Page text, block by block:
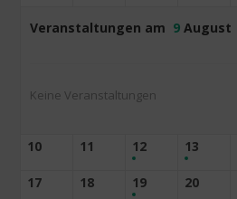
Veranstaltungen am 9 August
Keine Veranstaltungen
10 11 12 13
17 18 19 20